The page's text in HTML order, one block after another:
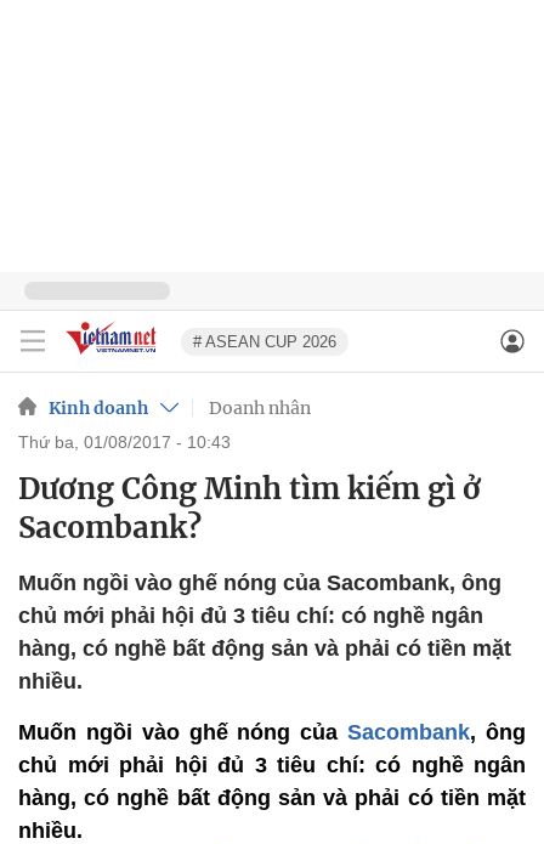
# ASEAN CUP 2026
Kinh doanh Doanh nhân
thứ ba, 01/08/2017 - 10:43
Dương Công Minh tìm kiếm gì ở
Sacombank?
Muốn ngồi vào ghế nóng của Sacombank, ông
chủ mới phải hội đủ 3 tiêu chí: có nghề ngân
hàng, có nghề bất động sản và phải có tiền mặt
nhiều.
Muốn ngồi vào ghế nóng củaSacombank, ông
chủ mới phải hội đủ 3 tiêu chí: có nghề ngân
hàng, có nghề bất động sản và phải có tiền mặt
nhiều.